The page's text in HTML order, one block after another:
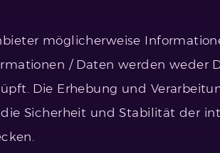
möglicherweise
/ Daten werden weder
Die Erhebung und
Sicherheit und Stabilität der